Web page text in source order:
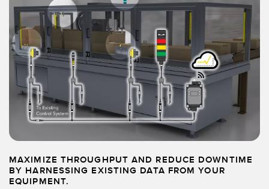
CAPTEURS
Capteurs photoélectriques
Mesure de distance laser
Barrières de mesure
Temps de parcours 3D
Amplificateurs à fibre optique
IIOT ET L'USINE
INTELLIGENTE
Appel de pièces, service ou retrait de palettes
Communication en usine
Détection fiable des bords avant
Maintenance prédictive
Surveillance du niveau des cuves
MAXIMIZE THROUGHPUT AND REDUCE DOWNTIME
BY HARNESSING EXISTING DATA FROM YOUR
EQUIPMENT.